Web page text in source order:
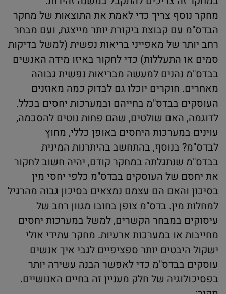
מחקר נוסף צריך כדי לאמת את התוצאות של מחקר
הבדס"מ עם קבוצת ביקורת יותר מייצגת, ועם מבחר
רחב יותר של מאפייני בריאות נפשית (למשל בדיקות
סמים או התעללות) כדי לחקור באיזו מידה האנשים
בבדס"מ נהנים למעשה מבריאות נפשית גבוהה
מאחרים. חוקרים יוכלו גם לבדוק כמה מאוזנים
העוסקים בבדס"מ בחייהם ובמערכות יחסים בכלל.
לדוגמה, האם שולטים, שהם פחות נוטים להסכמה,
עוינים במערכות היחסים באופן כללי, מחוץ
לבדס"מ? בנוסף, בהתחשב בהיתרנות המינית
בבדס"מ שנתגלתה במחקר קודם, יהיה חשוב לחקור
את יחסם של העוסקים בבדס"מ כלפי יחסי מין
בסיכון והאם הם עצמם נמצאים בסיכון גבוה מהרגיל
למחלות מין. בדס"מ צופן בחובו מגוון רחב של
עיסוקים במבחר הקשרים, למשל במערכות יחסים
מחייבות או במערכות ארעיות. מחקר עתידי אולי
ישקול היבטים יותר ספציפיים לגבי איך אנשים
עוסקים בבדס"מ כדי לאפשר הבנה עשירה יותר
בפסיכולוגיה של חלק מעניין זה בחיים האנושיים.